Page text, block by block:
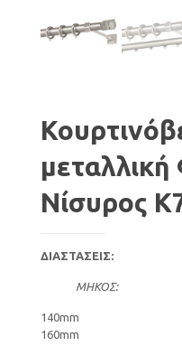
Νίσυρος
ΔΙΑΣΤΑΣΕΙΣ:
ΜΗΚΟΣ:
140mm
160mm